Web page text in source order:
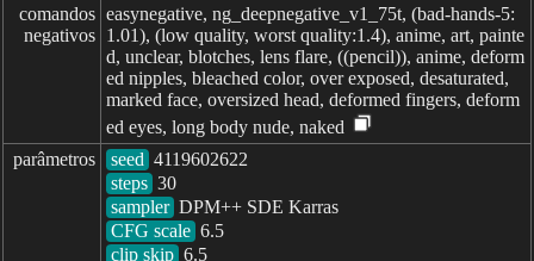
comandos
negativos
easynegative, ng_deepnegative_v1_75t, (bad-hands-5:
1.01), (low quality, worst quality:1.4), anime, art, painte
d, unclear, blotches, lens flare, ((pencil)), anime, deform
ed nipples, bleached color, over exposed, desaturated,
marked face, oversized head, deformed fingers, deform
ed eyes, long body nude, naked
parâmetros
seed
steps
sampler
CFG scale
clip skip 6.5